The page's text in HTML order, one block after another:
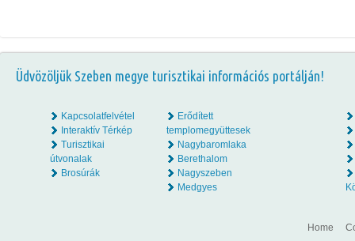
Üdvözöljük Szeben megye turisztikai információs portálján!
Kapcsolatfelvétel
Interaktív Térkép
Turisztikai
útvonalak
Brosúrák
Erődített
templomegyüttesek
Nagybaromlaka
Berethalom
Nagyszeben
Medgyes
Home